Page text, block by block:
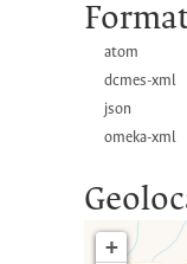
atom
dcmes-xml
json
omeka-xml
+